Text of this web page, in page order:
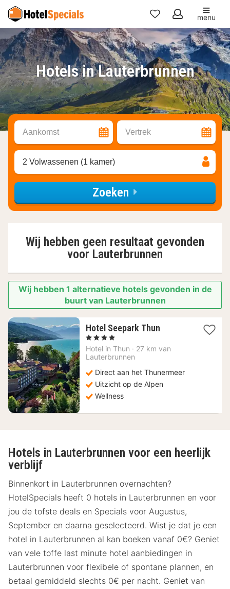
Mijn
favorieten
menu
Hotels in Lauterbrunnen
Aankomst Vertrek
2 Volwassenen (1 kamer)
Zoeken
Wij hebben geen resultaat gevonden
voor Lauterbrunnen
Wij hebben 1 alternatieve hotels gevonden in de
buurt van Lauterbrunnen
Hotel Seepark Thun1
vanaf
, 4 Sterren
Hotel in Thun · 27 km van
Lauterbrunnen
Direct aan het Thunermeer
Uitzicht op de Alpen
Wellness
Hotels in Lauterbrunnen voor een heerlijk
verblijf
Binnenkort in Lauterbrunnen overnachten?
HotelSpecials heeft 0 hotels in Lauterbrunnen en voor
jou de tofste deals en Specials voor Augustus,
September en daarna geselecteerd. Wist je dat je een
hotel in Lauterbrunnen al kan boeken vanaf 0€? Geniet
van vele toffe last minute hotel aanbiedingen in
Lauterbrunnen voor flexibele of spontane plannen, en
betaal gemiddeld slechts 0€ per nacht. Geniet van